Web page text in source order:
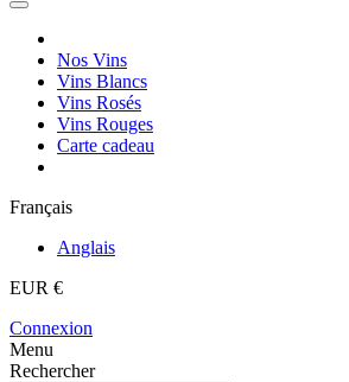
Nos Vins
Vins Blancs
Vins Rosés
Vins Rouges
Carte cadeau
Français
Anglais
EUR €
Connexion
Menu
Rechercher